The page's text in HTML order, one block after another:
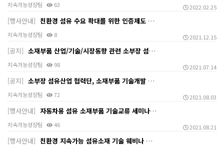
지속가능성장팀 63 2022.02.25
[행사안내] 친환경 섬유 수요 확대를 위한 인증제도 활용 세미나 개…
지속가능성장팀 8 2021.12.15
[공지] 소재부품 산업/기술/시장동향 관련 소부장 섬유협력단 보…
지속가능성장팀 98 2021.07.14
[공지] 소부장 섬유산업 협력단, 소재부품 기술개발 과제 프리뷰…
지속가능성장팀 72 2021.08.03
[행사안내] 자동차용 섬유 소재부품 기술교류 세미나 개최안내 (9.…
지속가능성장팀 46 2021.08.21
[행사안내] 친환경 지속가능 섬유소재 기술 웨비나 개최안내 (9.8…